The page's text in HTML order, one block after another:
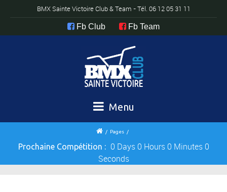
BMX Sainte Victoire Club & Team - Tél. 06 12 05 31 11
Menu
/ Pages /
Prochaine Compétition : 0 Days 0 Hours 0 Minutes 0
Seconds